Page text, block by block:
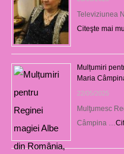
Televiziunea
Citeşte mai
Mulțumiri
Maria
22/05/2025
Mulţumesc
Câmpina …